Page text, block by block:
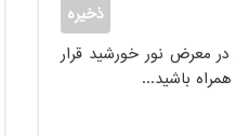
در معرض نور خورشید قرار
باشید...